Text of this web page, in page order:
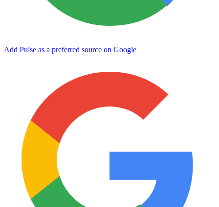
Add Pulse as a preferred source on Google